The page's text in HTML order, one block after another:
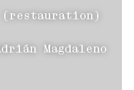
(restauration)
Magdaleno